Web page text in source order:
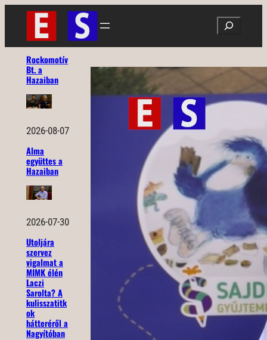
Ugrás
tartalomhoz
Search
Rockomotív
Bt. a
Hazaiban
2026-08-07
Alma
együttes a
Hazaiban
2026-07-30
Utoljára
szervez
vigalmat a
MIMK élén
Laczi
Sarolta? A
kulisszatitk
ok
hátteréről a
Nagyítóban